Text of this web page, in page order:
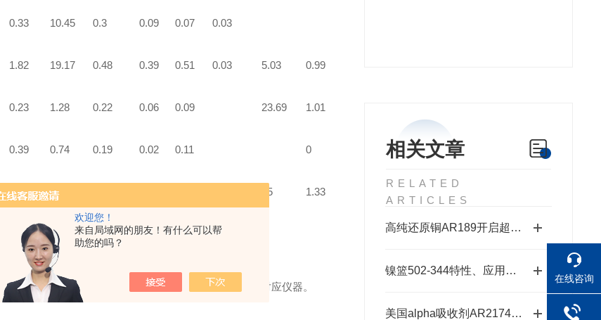
欢迎您！
来自局域网的朋友！有什么可以帮
助您的吗？
相关文章
RELATED
ARTICLES
高纯还原铜AR189开启超纯金属新时代的“铜”话钥匙
镍篮502-344特性、应用与潜力探秘
美国alpha吸收剂AR2174：适配多种元素的精准分析需求
0.33 10.45 0.3 0.09 0.07 0.03
1.82 19.17 0.48 0.39 0.51 0.03 5.03 0.99
0.23 1.28 0.22 0.06 0.09 23.69 1.01
0.39 0.74 0.19 0.02 0.11 0
0.16 0.39 15 1.33
我们提供的所有产品都是高质量高性价的，适用于所对应仪器。
在线咨询